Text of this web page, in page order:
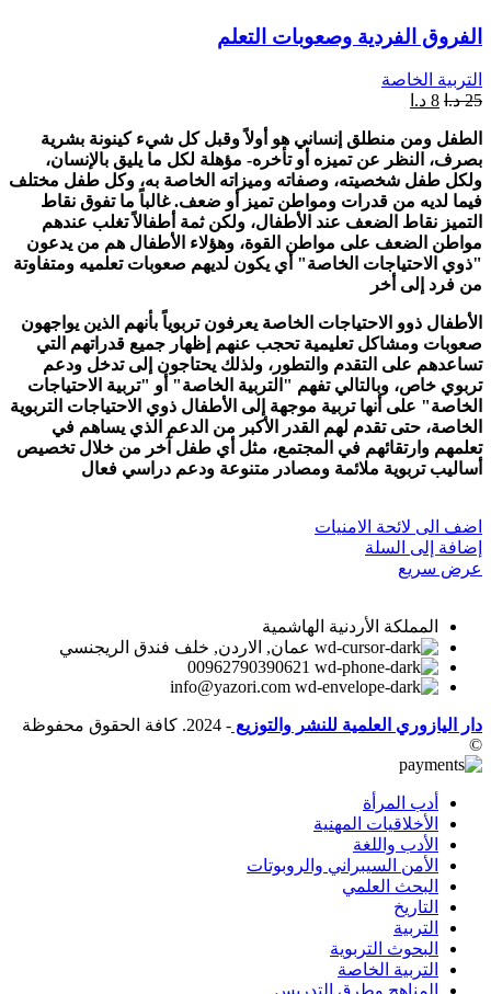
الفروق الفردية وصعوبات التعلم
التربية الخاصة
25 د.ا 8 د.ا
الطفل ومن منطلق إنساني هو أولاً وقبل كل شيء كينونة بشرية
بصرف، النظر عن تميزه أو تأخره- مؤهلة لكل ما يليق بالإنسان،
ولكل طفل شخصيته، وصفاته وميزاته الخاصة به، وكل طفل مختلف
فيما لديه من قدرات ومواطن تميز أو ضعف. غالباً ما تفوق نقاط
التميز نقاط الضعف عند الأطفال، ولكن ثمة أطفالاً تغلب عندهم
مواطن الضعف على مواطن القوة، وهؤلاء الأطفال هم من يدعون
"ذوي الاحتياجات الخاصة" أي يكون لديهم صعوبات تعلميه ومتفاوتة
من فرد إلى أخر
الأطفال ذوو الاحتياجات الخاصة يعرفون تربوياً بأنهم الذين يواجهون
صعوبات ومشاكل تعليمية تحجب عنهم إظهار جميع قدراتهم التي
تساعدهم على التقدم والتطور، ولذلك يحتاجون إلى تدخل ودعم
تربوي خاص، وبالتالي تفهم "التربية الخاصة" أو "تربية الاحتياجات
الخاصة" على أنها تربية موجهة إلى الأطفال ذوي الاحتياجات التربوية
الخاصة، حتى تقدم لهم القدر الأكبر من الدعم الذي يساهم في
تعلمهم وارتقائهم في المجتمع، مثل أي طفل آخر من خلال تخصيص
أساليب تربوية ملائمة ومصادر متنوعة ودعم دراسي فعال
اضف الى لائحة الامنيات
إضافة إلى السلة
عرض سريع
المملكة الأردنية الهاشمية
عمان, الاردن, خلف فندق الريجنسي
00962790390621
info@yazori.com
دار اليازوري العلمية للنشر والتوزيع
- 2024. كافة الحقوق محفوظة
©
أدب المرأة
الأخلاقيات المهنية
الأدب واللغة
الأمن السيبراني والروبوتات
البحث العلمي
التاريخ
التربية
البحوث التربوية
التربية الخاصة